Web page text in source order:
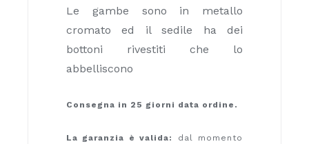
Le gambe sono in metallo
cromato ed il sedile ha dei
bottoni rivestiti che lo
abbelliscono
Consegna in 25 giorni data ordine.
La garanzia è valida:
dal momento